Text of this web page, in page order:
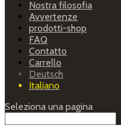
Nostra filosofia
Avvertenze
prodotti-shop
FAQ
Contatto
Carrello
Deutsch
Italiano
Seleziona una pagina